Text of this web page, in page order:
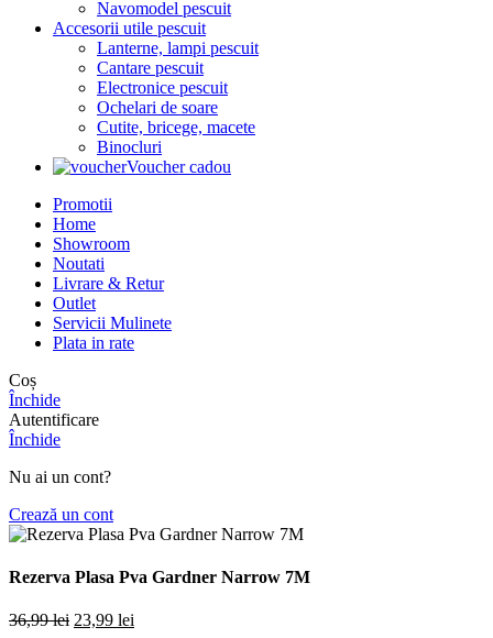
Navomodel pescuit
Accesorii utile pescuit
Lanterne, lampi pescuit
Cantare pescuit
Electronice pescuit
Ochelari de soare
Cutite, bricege, macete
Binocluri
Voucher cadou
Promotii
Home
Showroom
Noutati
Livrare & Retur
Outlet
Servicii Mulinete
Plata in rate
Coș
Închide
Autentificare
Închide
Nu ai un cont?
Crează un cont
Rezerva Plasa Pva Gardner Narrow 7M
36,99lei Prețul
23,99 lei